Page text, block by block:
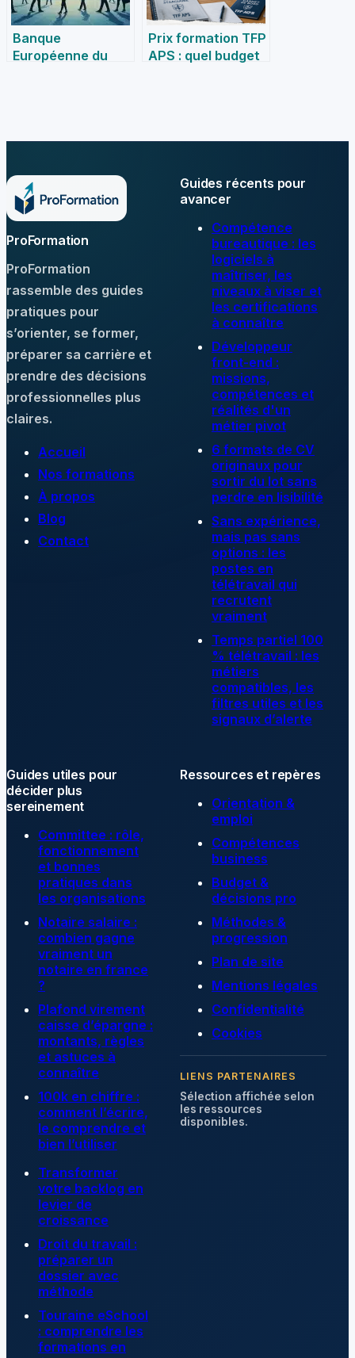
Banque
Européenne du
professionnels de
Prix formation TFP
APS : quel budget
ProFormation
ProFormation
rassemble des guides
pratiques pour
s’orienter, se former,
préparer sa carrière et
prendre des décisions
professionnelles plus
claires.
Accueil
Nos formations
À propos
Blog
Contact
Guides récents pour
avancer
Compétence
bureautique : les
logiciels à
maîtriser, les
niveaux à viser et
les certifications
à connaître
Développeur
front-end :
missions,
compétences et
réalités d'un
métier pivot
6 formats de CV
originaux pour
sortir du lot sans
perdre en lisibilité
Sans expérience,
mais pas sans
options : les
postes en
télétravail qui
recrutent
vraiment
Temps partiel 100
% télétravail : les
métiers
compatibles, les
filtres utiles et les
signaux d’alerte
Guides utiles pour
décider plus
sereinement
Committee : rôle,
fonctionnement
et bonnes
pratiques dans
les organisations
Notaire salaire :
combien gagne
vraiment un
notaire en france
?
Plafond virement
caisse d’épargne :
montants, règles
et astuces à
connaître
100k en chiffre :
comment l’écrire,
le comprendre et
bien l’utiliser
Transformer
votre backlog en
levier de
croissance
Droit du travail :
préparer un
dossier avec
méthode
Touraine eSchool
: comprendre les
formations en
Ressources et repères
Orientation &
emploi
Compétences
business
Budget &
décisions pro
Méthodes &
progression
Plan de site
Mentions légales
Confidentialité
Cookies
LIENS PARTENAIRES
Sélection affichée selon
les ressources
disponibles.